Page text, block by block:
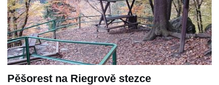
Pěšorest na Riegrově stezce